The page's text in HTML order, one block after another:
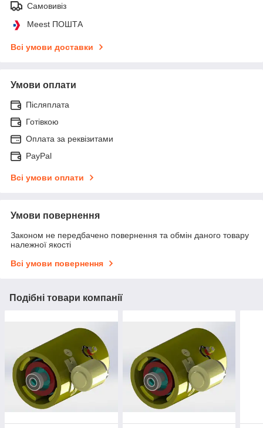
Самовивіз
Meest ПОШТА
Всі умови доставки
Умови оплати
Післяплата
Готівкою
Оплата за реквізитами
PayPal
Всі умови оплати
Умови повернення
Законом не передбачено повернення та обмін даного товару
належної якості
Всі умови повернення
Подібні товари компанії